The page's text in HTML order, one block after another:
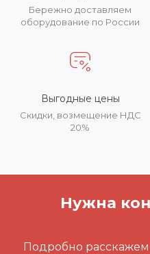
Бережно доставляем
оборудование по России
Выгодные цены
Скидки, возмещение НДС
20%
Нужна
Подробно расскажем